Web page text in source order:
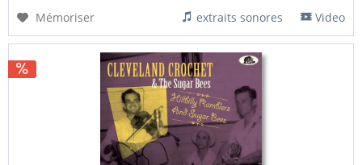
Mémoriser
extraits sonores Video